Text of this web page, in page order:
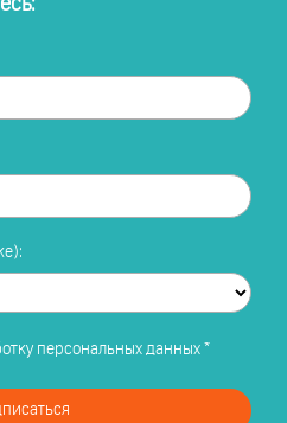
персональных данных*